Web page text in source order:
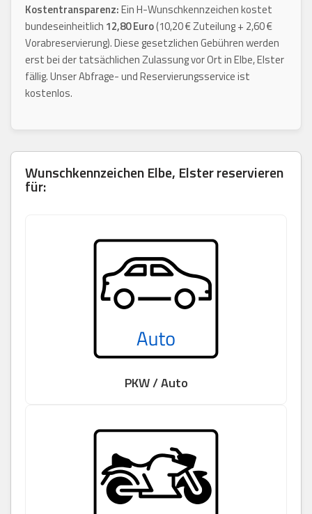
Kostentransparenz:Ein H-Wunschkennzeichen kostet
bundeseinheitlich 12,80 Euro(10,20 € Zuteilung + 2,60 €
Vorabreservierung). Diese gesetzlichen Gebühren werden
erst bei der tatsächlichen Zulassung vor Ort in Elbe, Elster
fällig. Unser Abfrage- und Reservierungsservice ist
kostenlos.
WunschkennzeichenElbe, Elsterreservieren
für:
PKW / Auto